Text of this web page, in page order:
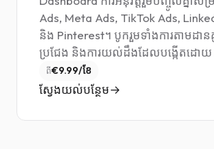
Ads, Meta Ads, TikTok Ads,
និង Pinterest។ បូករួមទាំងការតាមដា
ប្រជែង និងការយល់ដឹងដែលបង្កើតដោយ
ពី€9.99/ខែ
ស្វែងយល់បន្ថែម